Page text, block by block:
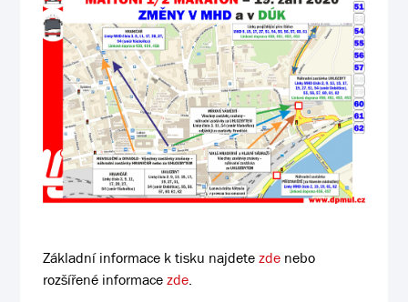
Základní informace k tisku najdetezde nebo
rozšířené informacezde.